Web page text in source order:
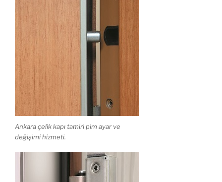
Ankara çelik kapı tamiri pim ayar ve
değişimi hizmeti.